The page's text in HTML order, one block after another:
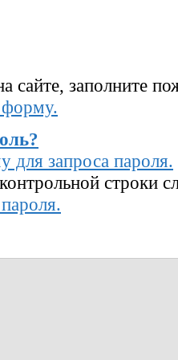
сайте, заполните
для запроса пароля.
строки